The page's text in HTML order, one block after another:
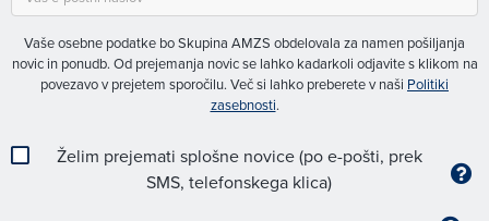
Vaše osebne podatke bo Skupina AMZS obdelovala za namen pošiljanja
novic in ponudb. Od prejemanja novic se lahko kadarkoli odjavite s klikom na
povezavo v prejetem sporočilu. Več si lahko preberete v naši Politiki
zasebnosti.
Želim prejemati splošne novice (po e-pošti, prek
SMS, telefonskega klica)